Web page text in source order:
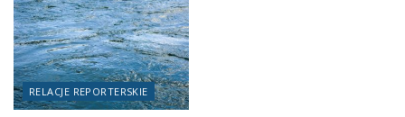
RELACJE REPORTERSKIE